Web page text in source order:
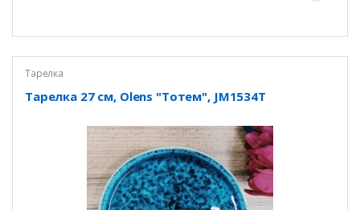
Тарелка
Тарелка 27 см, Olens "Тотем", JM1534T